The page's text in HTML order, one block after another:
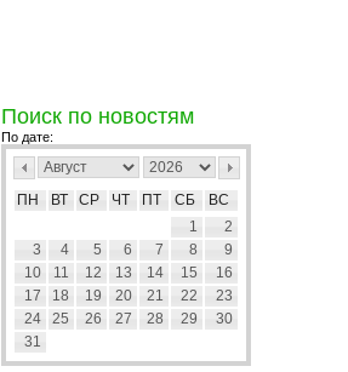
Поиск по новостям
По дате:
ПН ВТ СР ЧТ ПТ СБ
ВС
1
2
3
4 5 6 7 8
9
10
11 12 13 14 15
16
17
18 19 20 21 22
23
24
25 26 27 28 29
30
31